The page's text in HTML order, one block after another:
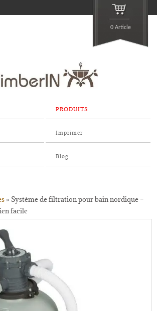
0 Article
PRODUITS
Imprimer
Blog
» Système de filtration pour bain nordique –
facile